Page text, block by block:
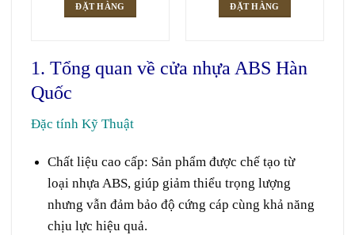
ĐẶT HÀNG ĐẶT HÀNG
1. Tổng quan về cửa nhựa ABS Hàn
Quốc
Đặc tính Kỹ Thuật
Chất liệu cao cấp: Sản phẩm được chế tạo từ
loại nhựa ABS, giúp giảm thiểu trọng lượng
nhưng vẫn đảm bảo độ cứng cáp cùng khả năng
chịu lực hiệu quả.